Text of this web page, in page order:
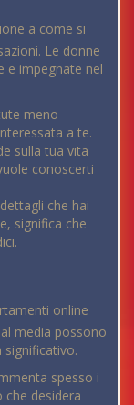
a come si
Le donne
e impegnate nel
meno
a te.
sulla tua vita
conoscerti
che hai
significa che
online
media possono
spesso i
desidera